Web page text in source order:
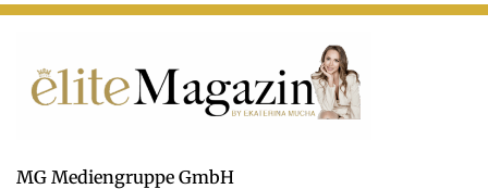
MG Mediengruppe GmbH